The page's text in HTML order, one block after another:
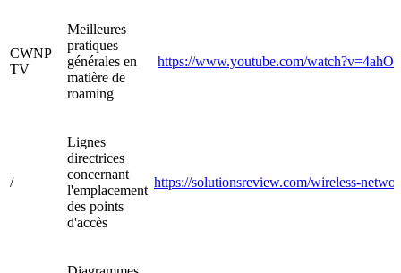
CWNP
TV
Meilleures
pratiques
générales en
matière de
roaming
https://www.youtube.com/
/
Lignes
directrices
concernant
l'emplacement
des points
d'accès
https://solutionsreview.com/wireless-